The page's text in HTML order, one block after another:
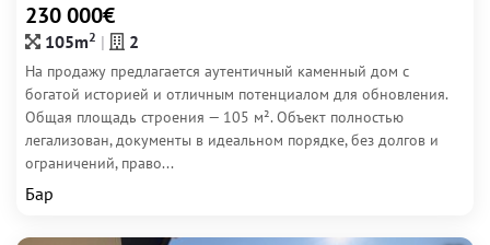
230 000€
105m2 2
На продажу предлагается аутентичный каменный дом с
богатой историей и отличным потенциалом для обновления.
Общая площадь строения — 105 м². Объект полностью
легализован, документы в идеальном порядке, без долгов и
ограничений, право...
Бар